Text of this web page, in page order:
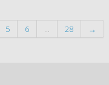
5 6 28 →